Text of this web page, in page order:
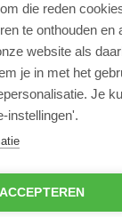
lease?
bepalen?
die reden
te onthouden
website als
je in met het
Je
instellingen'.
ACCEPTEREN